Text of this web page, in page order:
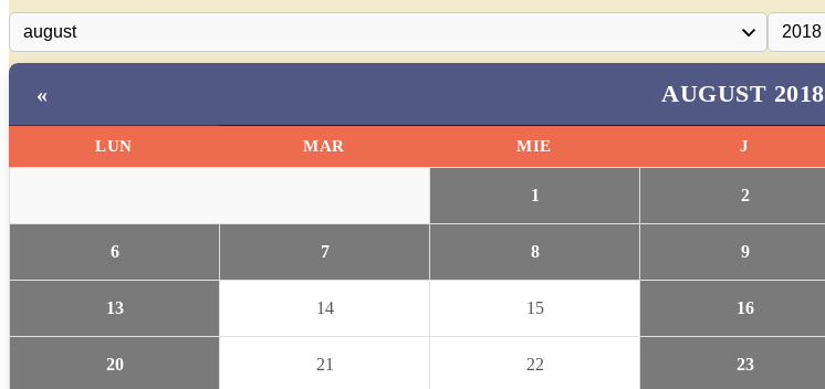
« AUGUST 2018
LUN MAR MIE J
1 2
6 7 8 9
13 14 15 16
20 21 22 23